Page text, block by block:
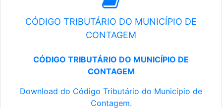
CÓDIGO TRIBUTÁRIO DO MUNICÍPIO DE
CONTAGEM
CÓDIGO TRIBUTÁRIO DO MUNICÍPIO DE
CONTAGEM
Download do Código Tributário do Município de
Contagem.